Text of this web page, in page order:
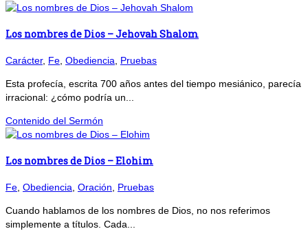
Los nombres de Dios – Jehovah Shalom
Carácter, Fe Obediencia Pruebas
Esta profecía, escrita 700 años antes del tiempo mesiánico, parecía
irracional: ¿cómo podría un...
Contenido del Sermón
Los nombres de Dios – Elohim
Fe, Obediencia, Oración, Pruebas
Cuando hablamos de los nombres de Dios, no nos referimos
simplemente a títulos. Cada...